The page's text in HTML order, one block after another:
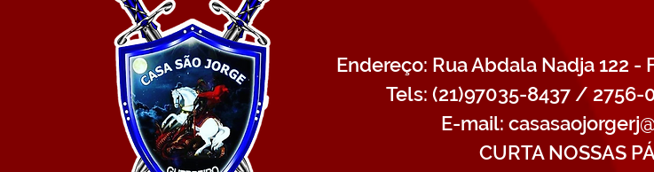
Endereço: Rua Abdala Nadja 122 -
Tels: (21)97035-8437 /
E-mail:
CURTA NOSSAS